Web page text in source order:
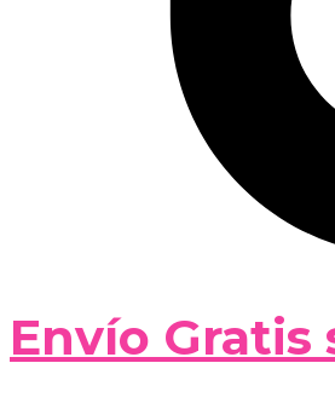
Envío Gratis